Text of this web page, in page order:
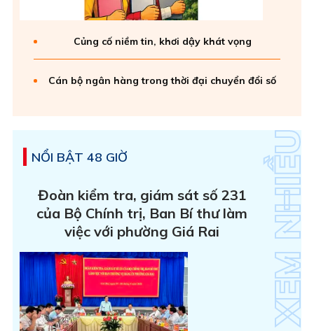
Củng cố niềm tin, khơi dậy khát vọng
Cán bộ ngân hàng trong thời đại chuyển đổi số
NỔI BẬT 48 GIỜ
Đoàn kiểm tra, giám sát số 231
của Bộ Chính trị, Ban Bí thư làm
việc với phường Giá Rai